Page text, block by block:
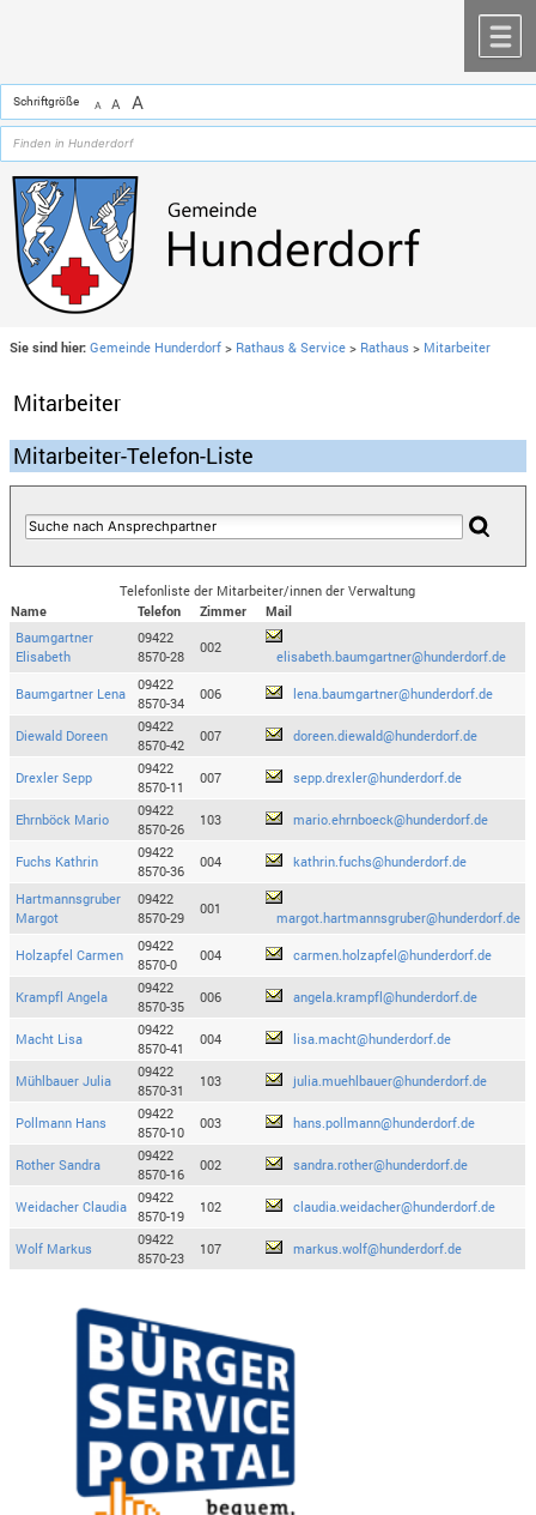
Schriftgröße A A A
Sie sind hier: Gemeinde Hunderdorf > Rathaus & Service > Rathaus > Mitarbeiter
Mitarbeiter
Mitarbeiter-Telefon-Liste
Telefonliste der Mitarbeiter/innen der Verwaltung
Name
Telefon Zimmer
Mail
Baumgartner
Elisabeth
09422
8570-28
002
elisabeth.baumgartner@hunderdorf.de
Baumgartner Lena
09422
8570-34
006 lena.baumgartner@hunderdorf.de
Diewald Doreen
09422
8570-42
007 doreen.diewald@hunderdorf.de
Drexler Sepp
09422
8570-11
007 sepp.drexler@hunderdorf.de
Ehrnböck Mario
09422
8570-26
103 mario.ehrnboeck@hunderdorf.de
Fuchs Kathrin
09422
8570-36
004 kathrin.fuchs@hunderdorf.de
Hartmannsgruber
Margot
09422
8570-29
001
margot.hartmannsgruber@hunderdorf.de
Holzapfel Carmen
09422
8570-0
004 carmen.holzapfel@hunderdorf.de
Krampfl Angela
09422
8570-35
006 angela.krampfl@hunderdorf.de
Macht Lisa
09422
8570-41
004 lisa.macht@hunderdorf.de
Mühlbauer Julia
09422
8570-31
103 julia.muehlbauer@hunderdorf.de
Pollmann Hans
09422
8570-10
003 hans.pollmann@hunderdorf.de
Rother Sandra
09422
8570-16
002 sandra.rother@hunderdorf.de
Weidacher Claudia
09422
8570-19
102 claudia.weidacher@hunderdorf.de
Wolf Markus
09422
8570-23
107 markus.wolf@hunderdorf.de